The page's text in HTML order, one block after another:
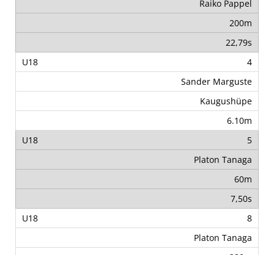
Raiko Pappel
200m
22,79s
4
Sander Marguste
Kaugushüpe
6.10m
5
Platon Tanaga
60m
7,50s
8
Platon Tanaga